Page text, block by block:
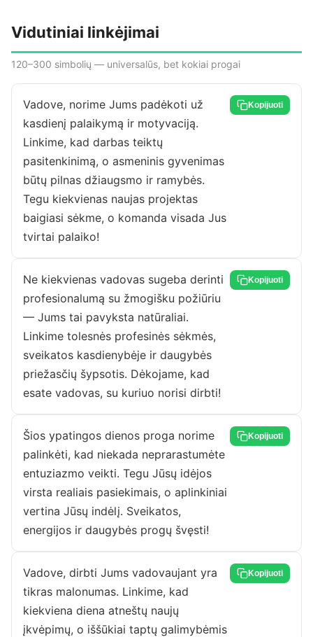
Vidutiniai linkėjimai
120–300 simbolių — universalūs, bet kokiai progai
Vadove, norime Jums padėkoti už
kasdienį palaikymą ir motyvaciją.
Linkime, kad darbas teiktų
pasitenkinimą, o asmeninis gyvenimas
būtų pilnas džiaugsmo ir ramybės.
Tegu kiekvienas naujas projektas
baigiasi sėkme, o komanda visada Jus
tvirtai palaiko!
Kopijuoti
Ne kiekvienas vadovas sugeba derinti
profesionalumą su žmogišku požiūriu
— Jums tai pavyksta natūraliai.
Linkime tolesnės profesinės sėkmės,
sveikatos kasdienybėje ir daugybės
priežasčių šypsotis. Dėkojame, kad
esate vadovas, su kuriuo norisi dirbti!
Kopijuoti
Šios ypatingos dienos proga norime
palinkėti, kad niekada neprarastumėte
entuziazmo veikti. Tegu Jūsų idėjos
virsta realiais pasiekimais, o aplinkiniai
vertina Jūsų indėlį. Sveikatos,
energijos ir daugybės progų švęsti!
Kopijuoti
Vadove, dirbti Jums vadovaujant yra
tikras malonumas. Linkime, kad
kiekviena diena atneštų naujų
įkvėpimų, o iššūkiai taptų galimybėmis
Kopijuoti